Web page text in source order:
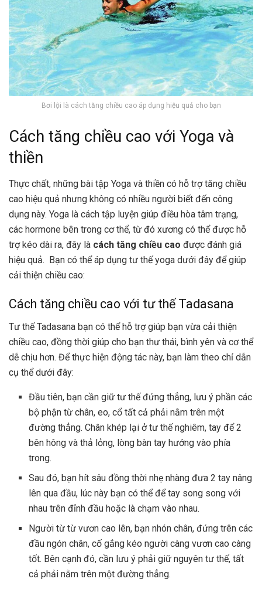
Bơi lội là cách tăng chiều cao áp dụng hiệu quả cho bạn
Cách tăng chiều cao với Yoga và
thiền
Thực chất, những bài tập Yoga và thiền có hỗ trợ tăng chiều
cao hiệu quả nhưng không có nhiều người biết đến công
dụng này. Yoga là cách tập luyện giúp điều hòa tâm trạng,
các hormone bên trong cơ thể, từ đó xương có thể được hỗ
trợ kéo dài ra, đây là cách tăng chiều cao được đánh giá
hiệu quả. Bạn có thể áp dụng tư thế yoga dưới đây để giúp
cải thiện chiều cao:
Cách tăng chiều cao với tư thế Tadasana
Tư thế Tadasana bạn có thể hỗ trợ giúp bạn vừa cải thiện
chiều cao, đồng thời giúp cho bạn thư thái, bình yên và cơ thể
dễ chịu hơn. Để thực hiện động tác này, bạn làm theo chỉ dẫn
cụ thể dưới đây:
Đầu tiên, bạn cần giữ tư thế đứng thẳng, lưu ý phần các
bộ phận từ chân, eo, cổ tất cả phải nằm trên một
đường thẳng. Chân khép lại ở tư thế nghiêm, tay để 2
bên hông và thả lỏng, lòng bàn tay hướng vào phía
trong.
Sau đó, bạn hít sâu đồng thời nhẹ nhàng đưa 2 tay nâng
lên qua đầu, lúc này bạn có thể để tay song song với
nhau trên đỉnh đầu hoặc là chạm vào nhau.
Người từ từ vươn cao lên, bạn nhón chân, đứng trên các
đầu ngón chân, cố gắng kéo người càng vươn cao càng
tốt. Bên cạnh đó, cần lưu ý phải giữ nguyên tư thế, tất
cả phải nằm trên một đường thẳng.